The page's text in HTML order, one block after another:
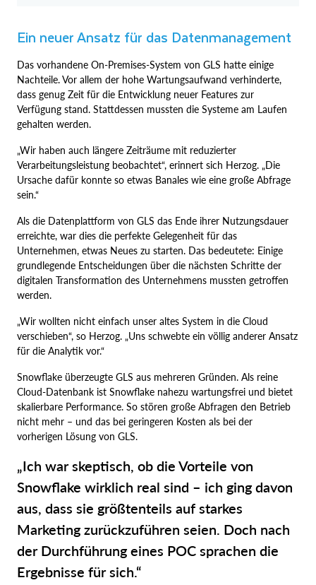
Ein neuer Ansatz für das Datenmanagement
Das vorhandene On-Premises-System von GLS hatte einige
Nachteile. Vor allem der hohe Wartungsaufwand verhinderte,
dass genug Zeit für die Entwicklung neuer Features zur
Verfügung stand. Stattdessen mussten die Systeme am Laufen
gehalten werden.
„Wir haben auch längere Zeiträume mit reduzierter
Verarbeitungsleistung beobachtet“, erinnert sich Herzog. „Die
Ursache dafür konnte so etwas Banales wie eine große Abfrage
sein.“
Als die Datenplattform von GLS das Ende ihrer Nutzungsdauer
erreichte, war dies die perfekte Gelegenheit für das
Unternehmen, etwas Neues zu starten. Das bedeutete: Einige
grundlegende Entscheidungen über die nächsten Schritte der
digitalen Transformation des Unternehmens mussten getroffen
werden.
„Wir wollten nicht einfach unser altes System in die Cloud
verschieben“, so Herzog. „Uns schwebte ein völlig anderer Ansatz
für die Analytik vor.“
Snowflake überzeugte GLS aus mehreren Gründen. Als reine
Cloud-Datenbank ist Snowflake nahezu wartungsfrei und bietet
skalierbare Performance. So stören große Abfragen den Betrieb
nicht mehr – und das bei geringeren Kosten als bei der
vorherigen Lösung von GLS.
„Ich war skeptisch, ob die Vorteile von
Snowflake wirklich real sind – ich ging davon
aus, dass sie größtenteils auf starkes
Marketing zurückzuführen seien. Doch nach
der Durchführung eines POC sprachen die
Ergebnisse für sich.“